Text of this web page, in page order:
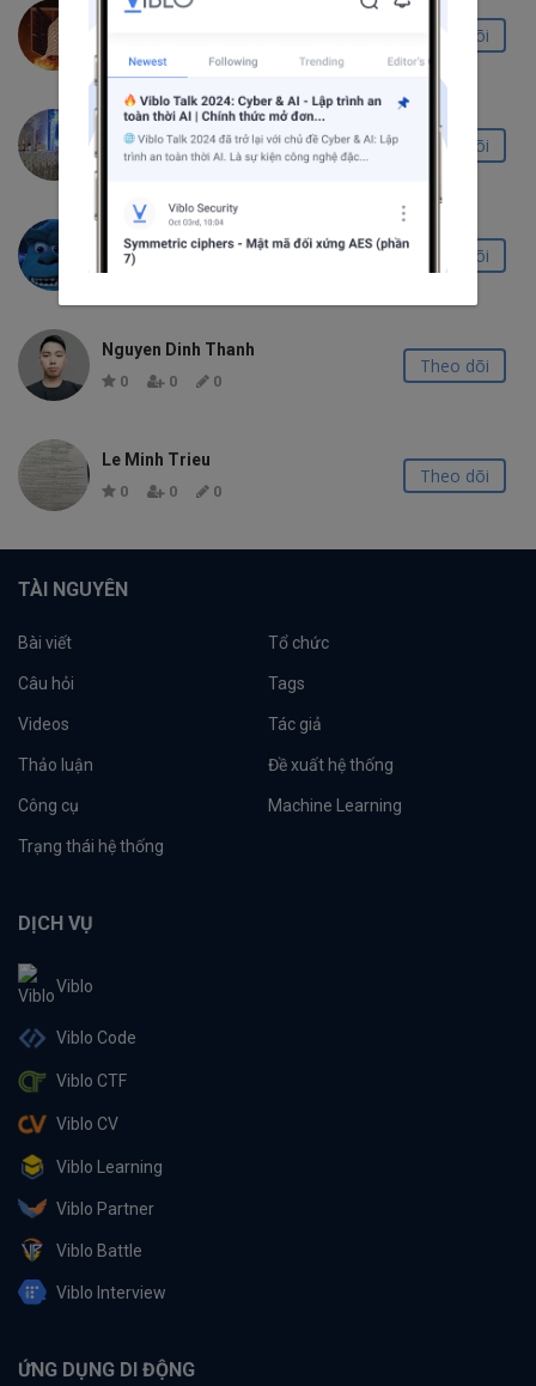
hoai nam vu
Theo dõi
Long Hoàng
2 0 0
Theo dõi
Tấn Hoàng Trọng
Theo dõi
Nguyen Dinh Thanh
0 0 0
Theo dõi
Le Minh Trieu
0 0 0
Theo dõi
TÀI NGUYÊN
Bài viết Tổ chức
Câu hỏi Tags
Videos Tác giả
Thảo luận Đề xuất hệ thống
Công cụ Machine Learning
Trạng thái hệ thống
DỊCH VỤ
Viblo
Viblo Code
Viblo CTF
Viblo CV
Viblo Learning
Viblo Partner
Viblo Battle
Viblo Interview
ỨNG DỤNG DI ĐỘNG